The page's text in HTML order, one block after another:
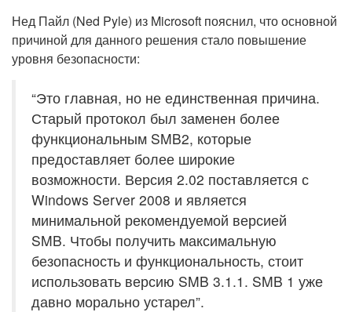
Нед Пайл (Ned Pyle) из Microsoft пояснил, что основной
причиной для данного решения стало повышение
уровня безопасности:
“Это главная, но не единственная причина.
Старый протокол был заменен более
функциональным SMB2, которые
предоставляет более широкие
возможности. Версия 2.02 поставляется с
Windows Server 2008 и является
минимальной рекомендуемой версией
SMB. Чтобы получить максимальную
безопасность и функциональность, стоит
использовать версию SMB 3.1.1. SMB 1 уже
давно морально устарел”.